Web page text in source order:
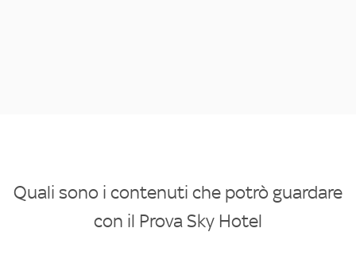
Quali sono i contenuti che potrò guardare
con il Prova Sky Hotel